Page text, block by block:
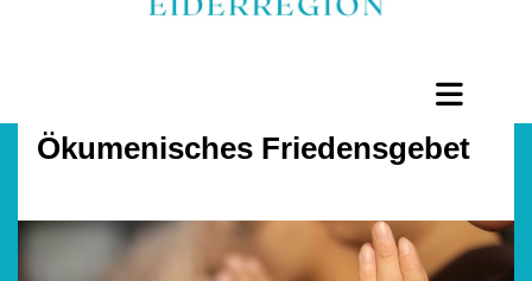
Ökumenisches Friedensgebet